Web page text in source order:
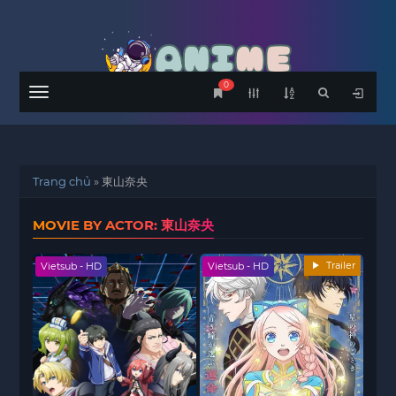
Menu
0
Trang chủ »東山奈央
MOVIE BY ACTOR: 東山奈央
Vietsub - HD Vietsub - HD Trailer